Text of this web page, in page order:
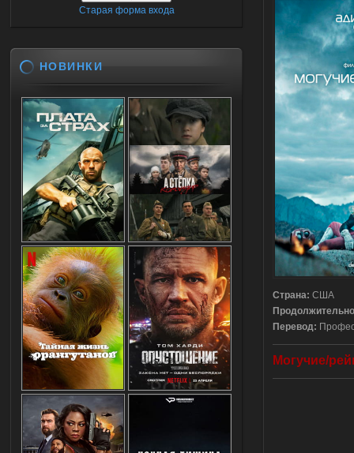
Страна: США
Перевод:
Могучие/
Старая форма входа
НОВИНКИ